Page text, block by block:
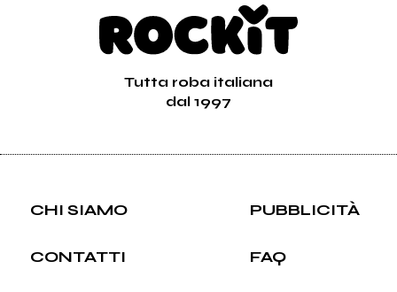
Tutta roba italiana
dal 1997
CHI SIAMO PUBBLICITÀ
CONTATTI FAQ